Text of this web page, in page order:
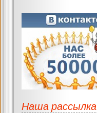
Наша рассылка